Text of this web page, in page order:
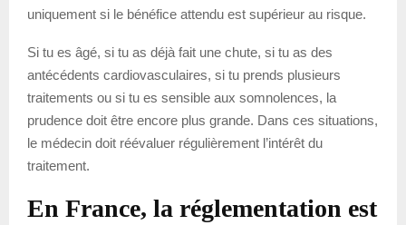
uniquement si le bénéfice attendu est supérieur au risque.
Si tu es âgé, si tu as déjà fait une chute, si tu as des
antécédents cardiovasculaires, si tu prends plusieurs
traitements ou si tu es sensible aux somnolences, la
prudence doit être encore plus grande. Dans ces situations,
le médecin doit réévaluer régulièrement l’intérêt du
traitement.
En France, la réglementation est